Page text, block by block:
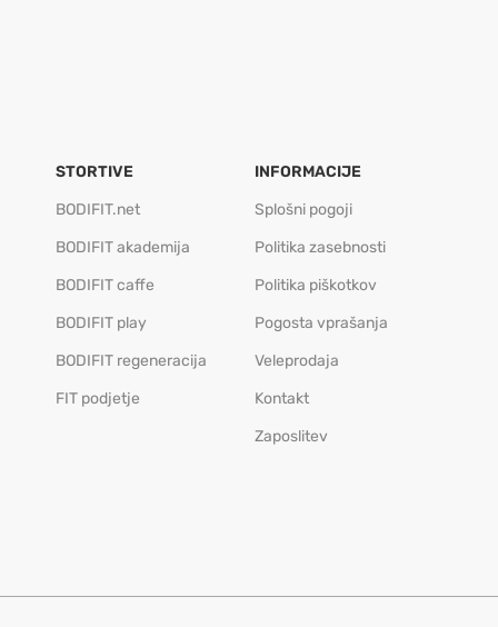
STORTIVE
BODIFIT.net
BODIFIT akademija
BODIFIT caffe
BODIFIT play
BODIFIT regeneracija
FIT podjetje
INFORMACIJE
Splošni pogoji
Politika zasebnosti
Politika piškotkov
Pogosta vprašanja
Veleprodaja
Kontakt
Zaposlitev